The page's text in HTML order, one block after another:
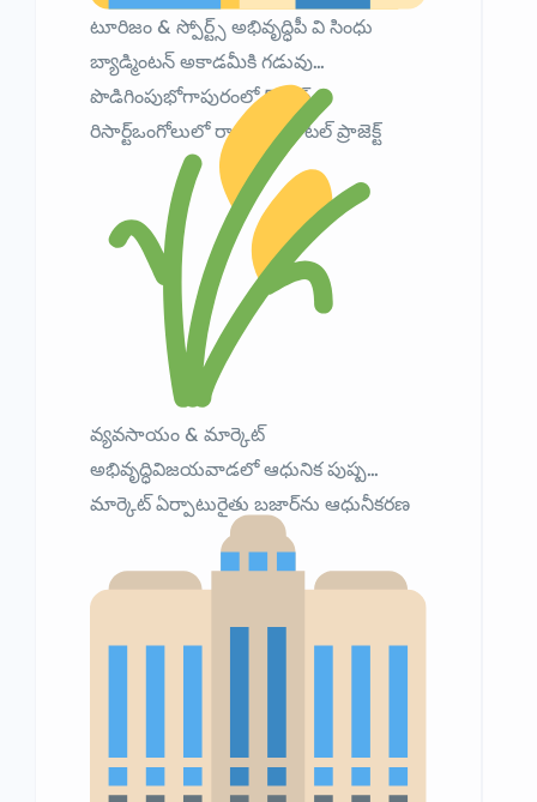
టూరిజం & స్పోర్ట్స్ అభివృద్ధిపీ వి సింధు
బ్యాడ్మింటన్ అకాడమీకి గడువు
పొడిగింపుభోగాపురంలో 5 స్టార్
రిసార్ట్ఒంగోలులో రాడిసన్ హోటల్ ప్రాజెక్ట్
వ్యవసాయం & మార్కెట్
అభివృద్ధివిజయవాడలో ఆధునిక పుష్ప
మార్కెట్ ఏర్పాటురైతు బజార్‌ను ఆధునీకరణ